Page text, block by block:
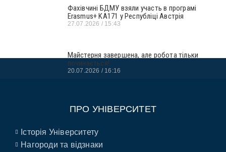
Фахівчині БДМУ взяли участь в програмі
Erasmus+ KA171 у Республіці Австрія
27.07.2026 15:43
Майстерня завершена, але робота тільки
починається!
20.07.2026 16:16
ПРО УНІВЕРСИТЕТ
Історія Університету
Нагороди та відзнаки